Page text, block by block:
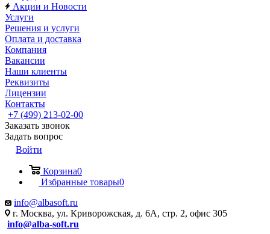
Акции и Новости
Услуги
Решения и услуги
Оплата и доставка
Компания
Вакансии
Наши клиенты
Реквизиты
Лицензии
Контакты
+7 (499) 213-02-00
Заказать звонок
Задать вопрос
Войти
Корзина0
Избранные товары0
info@albasoft.ru
г. Москва, ул. Криворожская, д. 6А, стр. 2, офис 305
info@alba-soft.ru